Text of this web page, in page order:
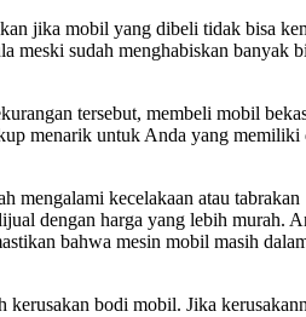
jika mobil yang dibeli tidak bisa
meski sudah menghabiskan banyak
tersebut, membeli mobil
menarik untuk Anda yang memiliki
mengalami kecelakaan atau tabrakan
dengan harga yang lebih murah.
bahwa mesin mobil masih
kerusakan bodi mobil. Jika